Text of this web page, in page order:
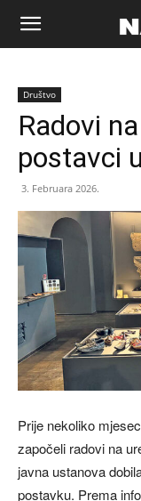
Naša
riječ
Zenica
Društvo
Radovi
postavci
3. Februara 2026.
Prije nekoliko
započeli radovi na
javna ustanova
postavku. Prema